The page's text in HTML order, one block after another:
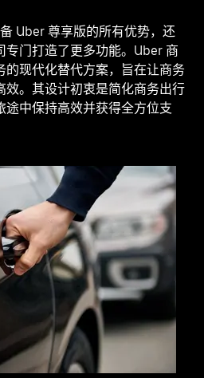
Uber 尊享版的所有优势，还
专门打造了更多功能。Uber 商
的现代化替代方案，旨在让商务
效。其设计初衷是简化商务出行
途中保持高效并获得全方位支